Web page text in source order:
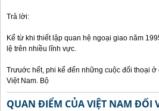
Trả lời:
Kể từ khi thiết lập quan hệ ngoại giao năm
lệ trên nhiều lĩnh vực.
Trưuớc hết, phi kể đến những cuộc đối thoại
Việt Nam. Bộ
QUAN ĐIỂM CỦA VIỆT NAM ĐỐI